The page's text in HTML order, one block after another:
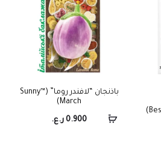
باذنجان “لافندر روما” (™Sunny
March)
0.900 ر.ع.